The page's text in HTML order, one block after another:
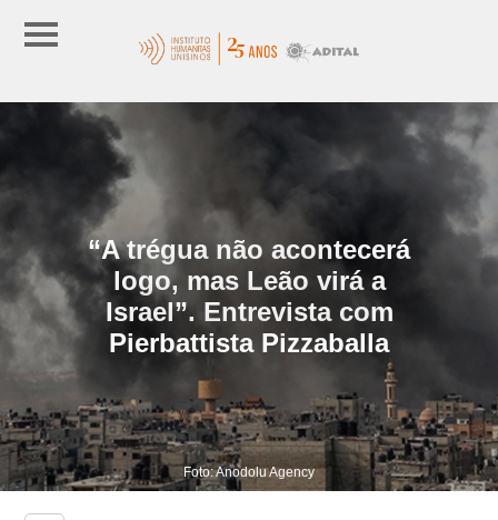
“A trégua não acontecerá
logo, mas Leão virá a
Israel”. Entrevista com
Pierbattista Pizzaballa
Foto: Anodolu Agency